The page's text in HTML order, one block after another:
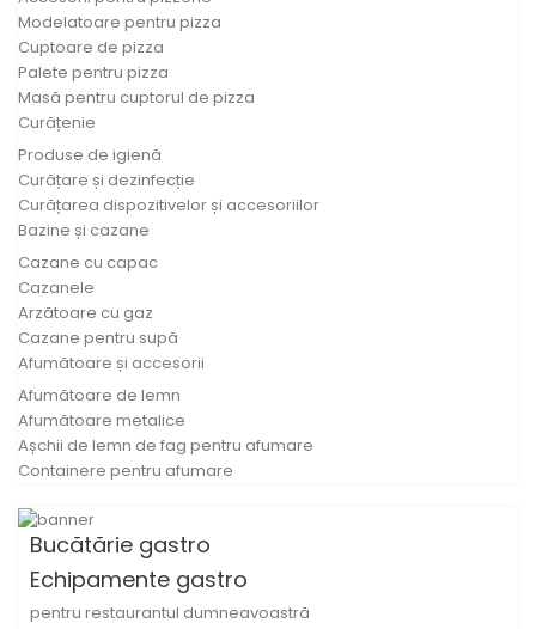
Modelatoare pentru pizza
Cuptoare de pizza
Palete pentru pizza
Masă pentru cuptorul de pizza
Curățenie
Produse de igienă
Curățare și dezinfecție
Curățarea dispozitivelor și accesoriilor
Bazine și cazane
Cazane cu capac
Cazanele
Arzătoare cu gaz
Cazane pentru supă
Afumătoare și accesorii
Afumătoare de lemn
Afumătoare metalice
Așchii de lemn de fag pentru afumare
Containere pentru afumare
Bucătărie gastro
Echipamente gastro
pentru restaurantul dumneavoastră